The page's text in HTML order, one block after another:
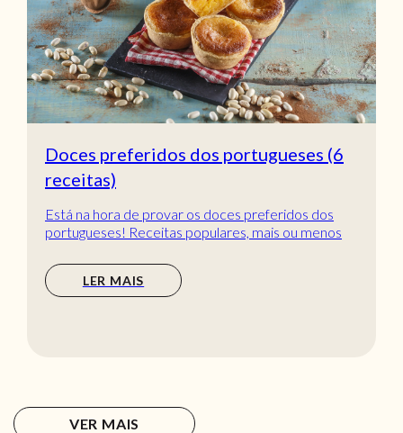
Doces preferidos dos portugueses (6
receitas)
Está na hora de provar os doces preferidos dos
portugueses! Receitas populares, mais ou menos
LER MAIS
VER MAIS